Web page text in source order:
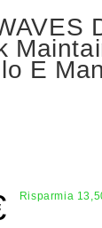
E
Risparmia